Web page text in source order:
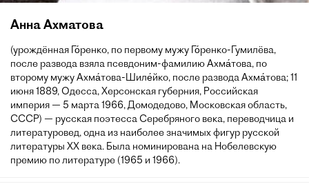
Анна Ахматова
(урождённая Го́ренко, по первому мужу Го́ренко-Гумилёва,
после развода взяла псевдоним-фамилию Ахма́това, по
второму мужу Ахма́това-Шиле́йко, после развода Ахма́това; 11
июня 1889, Одесса, Херсонская губерния, Российская
империя — 5 марта 1966, Домодедово, Московская область,
СССР) — русская поэтесса Серебряного века, переводчица и
литературовед, одна из наиболее значимых фигур русской
литературы XX века. Была номинирована на Нобелевскую
премию по литературе (1965 и 1966).